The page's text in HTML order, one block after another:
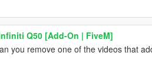
Q50 [Add-On | FiveM]
you remove one of the videos that